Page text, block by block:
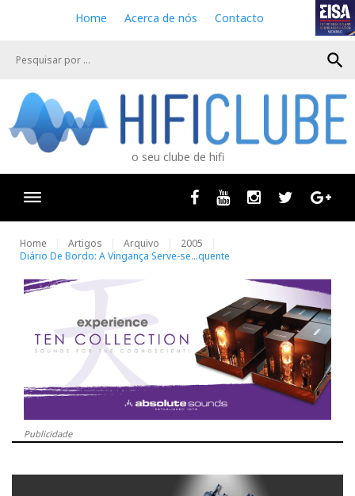
e
Home Acerca de nós Contacto
search
o seu clube de hifi
Facebook
Youtube InstagramTwitter
Home Artigos Arquivo
2005
Diário De Bordo: A Vingança Serve-se...quente
Publicidade